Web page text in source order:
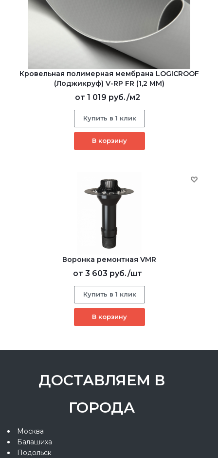
Кровельная полимерная мембрана LOGICROOF
(Лоджикруф) V-RP FR (1,2 ММ)
от 1 019 руб./м2
Купить в 1 клик
В корзину
Воронка ремонтная VMR
от 3 603 руб./шт
Купить в 1 клик
В корзину
ДОСТАВЛЯЕМ В
ГОРОДА
Москва
Балашиха
Подольск